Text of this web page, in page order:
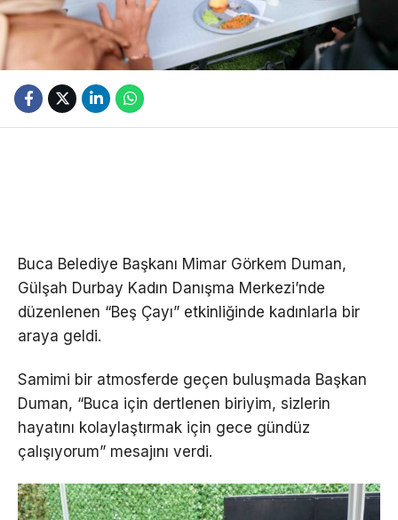
Buca Belediye Başkanı Mimar Görkem Duman,
Gülşah Durbay Kadın Danışma Merkezi’nde
düzenlenen “Beş Çayı” etkinliğinde kadınlarla bir
araya geldi.
Samimi bir atmosferde geçen buluşmada Başkan
Duman, “Buca için dertlenen biriyim, sizlerin
hayatını kolaylaştırmak için gece gündüz
çalışıyorum” mesajını verdi.